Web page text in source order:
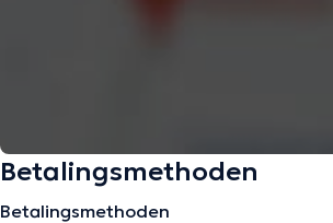
Betalingsmethoden
Betalingsmethoden